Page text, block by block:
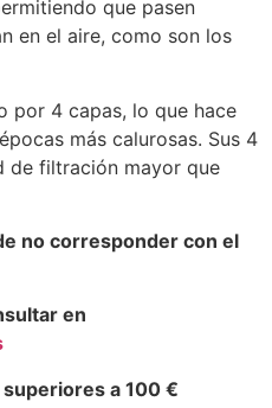
que pasen
en el aire, como son los
por 4 capas, lo que hace
más calurosas. Sus 4
de filtración mayor que
no corresponder con el
en
a 100 €